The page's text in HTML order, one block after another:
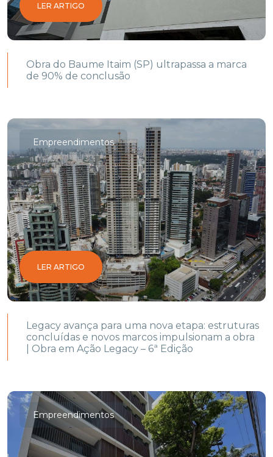
LER ARTIGO
Obra do Baume Itaim (SP) ultrapassa a marca
de 90% de conclusão
Empreendimentos
LER ARTIGO
Legacy avança para uma nova etapa: estruturas
concluídas e novos marcos impulsionam a obra
| Obra em Ação Legacy – 6ª Edição
Empreendimentos